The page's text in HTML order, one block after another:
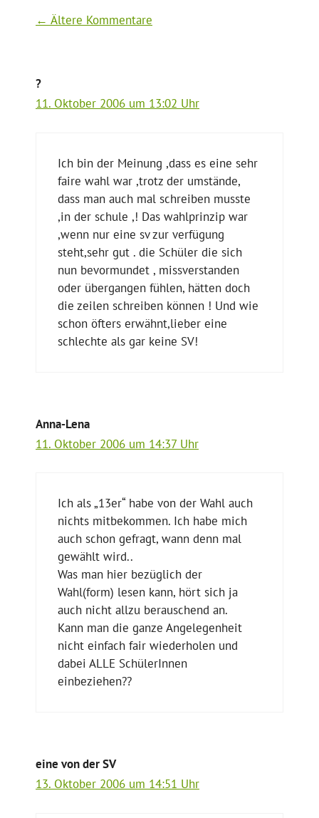
Kommentarnavigation
← Ältere Kommentare
?
11. Oktober 2006 um 13:02 Uhr
Ich bin der Meinung ,dass es eine sehr
faire wahl war ,trotz der umstände,
dass man auch mal schreiben musste
,in der schule ,! Das wahlprinzip war
,wenn nur eine sv zur verfügung
steht,sehr gut . die Schüler die sich
nun bevormundet , missverstanden
oder übergangen fühlen, hätten doch
die zeilen schreiben können ! Und wie
schon öfters erwähnt,lieber eine
schlechte als gar keine SV!
Anna-Lena
11. Oktober 2006 um 14:37 Uhr
Ich als „13er“ habe von der Wahl auch
nichts mitbekommen. Ich habe mich
auch schon gefragt, wann denn mal
gewählt wird..
Was man hier bezüglich der
Wahl(form) lesen kann, hört sich ja
auch nicht allzu berauschend an.
Kann man die ganze Angelegenheit
nicht einfach fair wiederholen und
dabei ALLE SchülerInnen
einbeziehen??
eine von der SV
13. Oktober 2006 um 14:51 Uhr